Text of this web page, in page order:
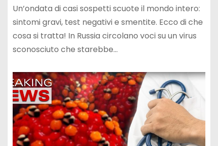
Un’ondata di casi sospetti scuote il mondo intero:
sintomi gravi, test negativi e smentite. Ecco di che
cosa si tratta! In Russia circolano voci su un virus
sconosciuto che starebbe…